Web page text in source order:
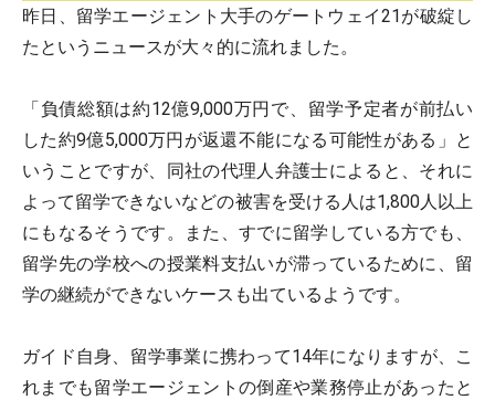
昨日、留学エージェント大手のゲートウェイ21が破綻し
たというニュースが大々的に流れました。
「負債総額は約12億9,000万円で、留学予定者が前払い
した約9億5,000万円が返還不能になる可能性がある」と
いうことですが、同社の代理人弁護士によると、それに
よって留学できないなどの被害を受ける人は1,800人以上
にもなるそうです。また、すでに留学している方でも、
留学先の学校への授業料支払いが滞っているために、留
学の継続ができないケースも出ているようです。
ガイド自身、留学事業に携わって14年になりますが、こ
れまでも留学エージェントの倒産や業務停止があったと